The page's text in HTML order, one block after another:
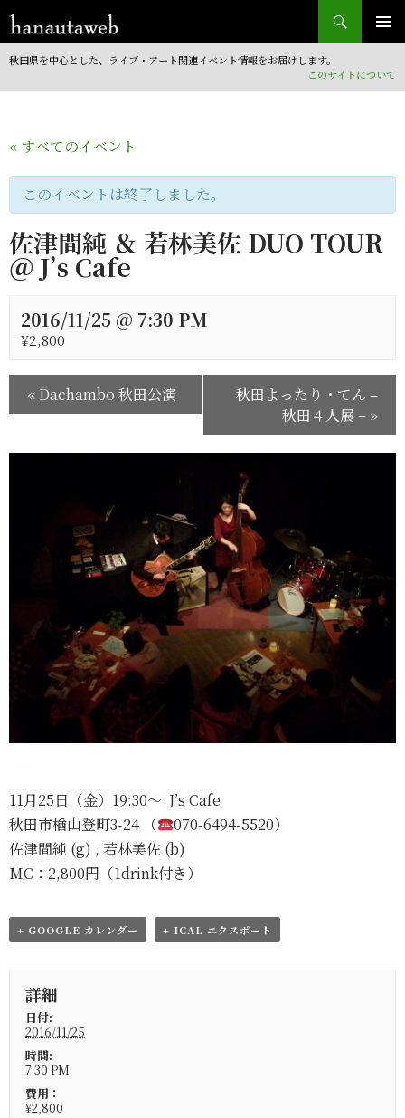
検
索
コ
ン
ン
移
秋田県を中心とした、ライブ・アート関連イベント情報をお届けします。
このサイトについて
« すべてのイベント
このイベントは終了しました。
佐津間純 ＆ 若林美佐 DUO TOUR
＠ J’s Cafe
2016/11/25 @ 7:30 PM
¥2,800
« Dachambo 秋田公演
秋田よったり・てん –
秋田４人展 – »
11月25日（金）19:30～ J’s Cafe
秋田市楢山登町3-24 （
070-6494-5520）
佐津間純 (g) , 若林美佐 (b)
MC：2,800円（1drink付き）
+ GOOGLE カレンダー + ICAL エクスポート
詳細
日付:
2016/11/25
時間:
7:30 PM
費用：
¥2,800